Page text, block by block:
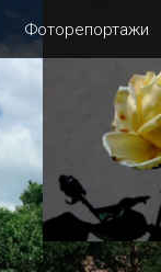
Фоторепортажи